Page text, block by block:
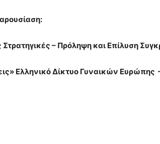
– Πρόληψη και Επίλυση
Ελληνικό Δίκτυο Γυναικών Ευρώπης